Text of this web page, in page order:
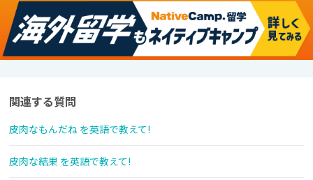
関連する質問
皮肉なもんだね を英語で教えて!
皮肉な結果 を英語で教えて!